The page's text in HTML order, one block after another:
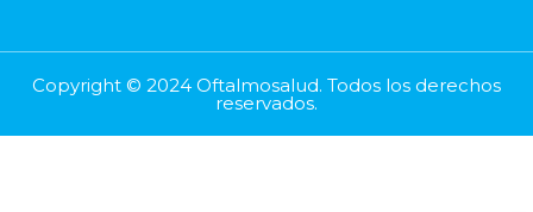
Copyright © 2024 Oftalmosalud. Todos los derechos
reservados.